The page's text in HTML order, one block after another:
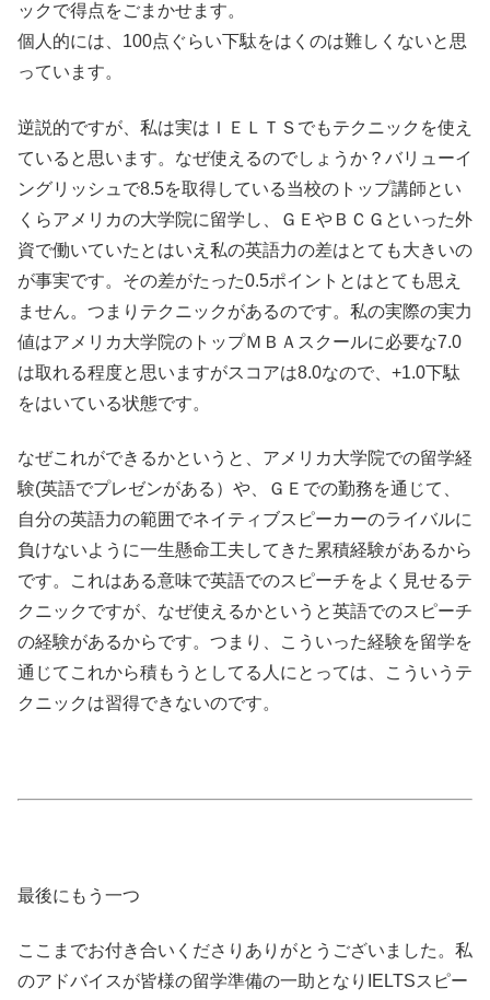
ックで得点をごまかせます。
個人的には、100点ぐらい下駄をはくのは難しくないと思
っています。
逆説的ですが、私は実はＩＥＬＴＳでもテクニックを使え
ていると思います。なぜ使えるのでしょうか？バリューイ
ングリッシュで8.5を取得している当校のトップ講師とい
くらアメリカの大学院に留学し、ＧＥやＢＣＧといった外
資で働いていたとはいえ私の英語力の差はとても大きいの
が事実です。その差がたった0.5ポイントとはとても思え
ません。つまりテクニックがあるのです。私の実際の実力
値はアメリカ大学院のトップＭＢＡスクールに必要な7.0
は取れる程度と思いますがスコアは8.0なので、+1.0下駄
をはいている状態です。
なぜこれができるかというと、アメリカ大学院での留学経
験(英語でプレゼンがある）や、ＧＥでの勤務を通じて、
自分の英語力の範囲でネイティブスピーカーのライバルに
負けないように一生懸命工夫してきた累積経験があるから
です。これはある意味で英語でのスピーチをよく見せるテ
クニックですが、なぜ使えるかというと英語でのスピーチ
の経験があるからです。つまり、こういった経験を留学を
通じてこれから積もうとしてる人にとっては、こういうテ
クニックは習得できないのです。
最後にもう一つ
ここまでお付き合いくださりありがとうございました。私
のアドバイスが皆様の留学準備の一助となりIELTSスピー